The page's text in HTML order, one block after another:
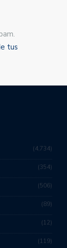
tus
4,734
354
506
89
12
119